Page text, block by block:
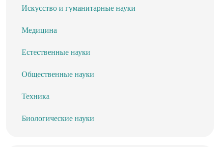
Искусство и гуманитарные науки
Медицина
Естественные науки
Общественные науки
Техника
Биологические науки